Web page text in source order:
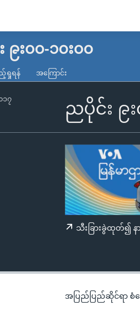
တိုင်း
တခု အလွန်
မယ်
၉း၀၀-၁၀း၀၀
ရှုရန် အကြောင်း
ညပိုင်း ၉း
၁၇
သီးခြားခွဲထုတ်၍ န
အပြည်ပြည်ဆိုင်ရာ စံတေ